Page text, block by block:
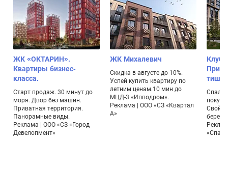
ЖК «ОКТАРИН».
Квартиры бизнес-
класса.
Старт продаж. 30 минут до
моря. Двор без машин.
Приватная территория.
Панорамные виды.
Реклама | ООО «СЗ «Город
Девелопмент»
ЖК Михалевич
Скидка в августе до 10%.
Успей купить квартиру по
летним ценам.10 мин до
МЦД-3 «Ипподром».
Реклама | ООО «СЗ «Квартал
А»
Свой